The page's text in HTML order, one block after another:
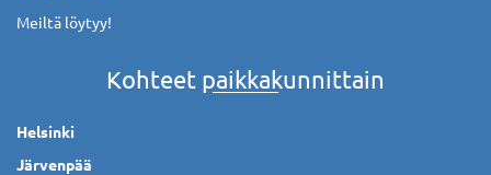
Meiltä löytyy!
Kohteet paikkakunnittain
Helsinki
Järvenpää